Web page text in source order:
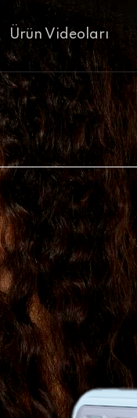
Ürün Videoları